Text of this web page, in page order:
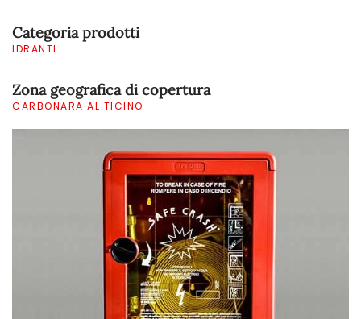
Categoria prodotti
IDRANTI
Zona geografica di copertura
CARBONARA AL TICINO